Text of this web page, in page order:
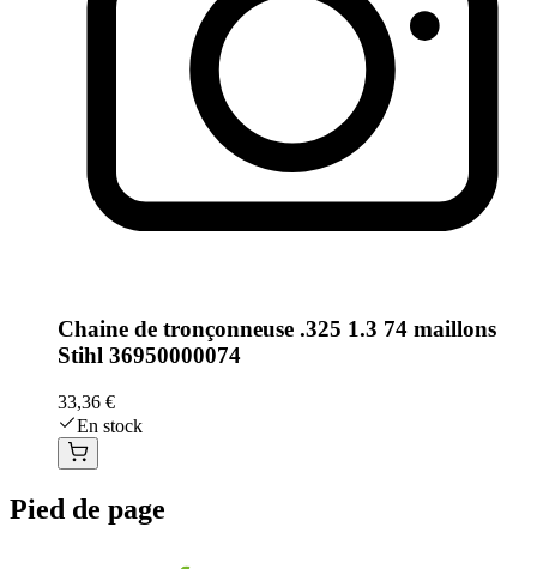
Chaine de tronçonneuse .325 1.3 74 maillons
Stihl 36950000074
33,36 €
En stock
Pied de page